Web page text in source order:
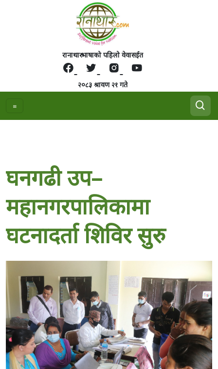
रानाथारु भाषाको पहिलो वेवासईत
२०८३ श्रावण २१ गते
घनगढी उप–
महानगरपालिकामा
घटनादर्ता शिविर सुरु